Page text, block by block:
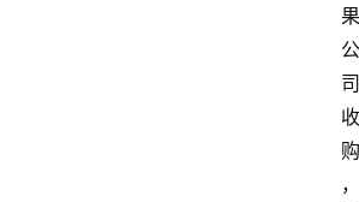
果
公
司
收
购
，